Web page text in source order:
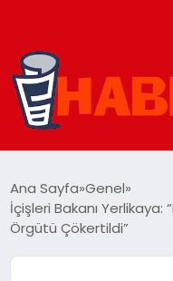
GÜNDEM
Ana Sayfa Genel
İçişleri Bakanı
Örgütü Çökertildi”